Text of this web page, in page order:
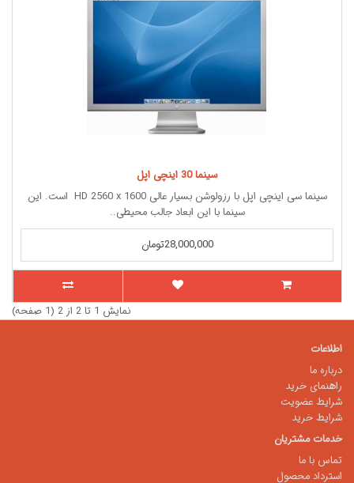
سینما 30 اینچی اپل
سینما سی اینچی اپل با رزولوشن بسیار عالی HD 2560 x 1600 است. این
سینما با این ابعاد جالب محیطی..
28,000,000تومان
نمایش 1 تا 2 از 2 (1 صفحه)
اطلاعات
درباره ما
راهنمای خرید
شرایط عضویت
شرایط خرید
خدمات مشتریان
تماس با ما
استرداد محصول